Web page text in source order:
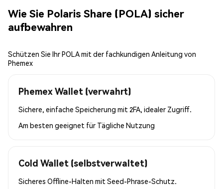
Wie Sie Polaris Share (POLA) sicher
aufbewahren
Schützen Sie Ihr POLA mit der fachkundigen Anleitung von
Phemex
Phemex Wallet (verwahrt)
Sichere, einfache Speicherung mit 2FA, idealer Zugriff.
Am besten geeignet für Tägliche Nutzung
Cold Wallet (selbstverwaltet)
Sicheres Offline-Halten mit Seed-Phrase-Schutz.